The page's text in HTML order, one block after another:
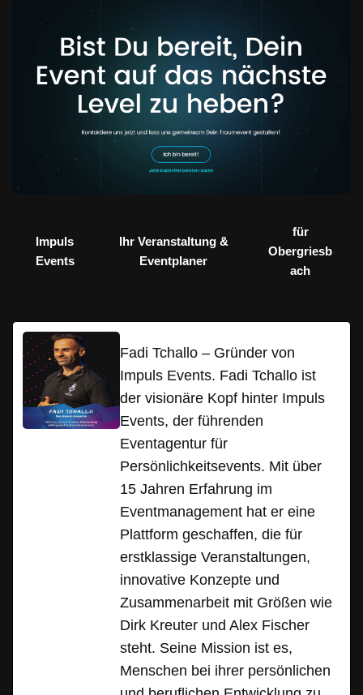
Impuls
Events
Ihr Veranstaltung &
Eventplaner
für
Obergriesb
ach
Fadi Tchallo – Gründer von
Impuls Events. Fadi Tchallo ist
der visionäre Kopf hinter Impuls
Events, der führenden
Eventagentur für
Persönlichkeitsevents. Mit über
15 Jahren Erfahrung im
Eventmanagement hat er eine
Plattform geschaffen, die für
erstklassige Veranstaltungen,
innovative Konzepte und
Zusammenarbeit mit Größen wie
Dirk Kreuter und Alex Fischer
steht. Seine Mission ist es,
Menschen bei ihrer persönlichen